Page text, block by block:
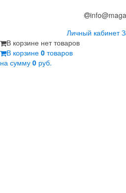
Личный кабинет
В корзине нет товаров
В корзине 0 товаров
на сумму 0 руб.